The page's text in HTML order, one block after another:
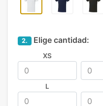
2. Elige cantidad:
XS
L